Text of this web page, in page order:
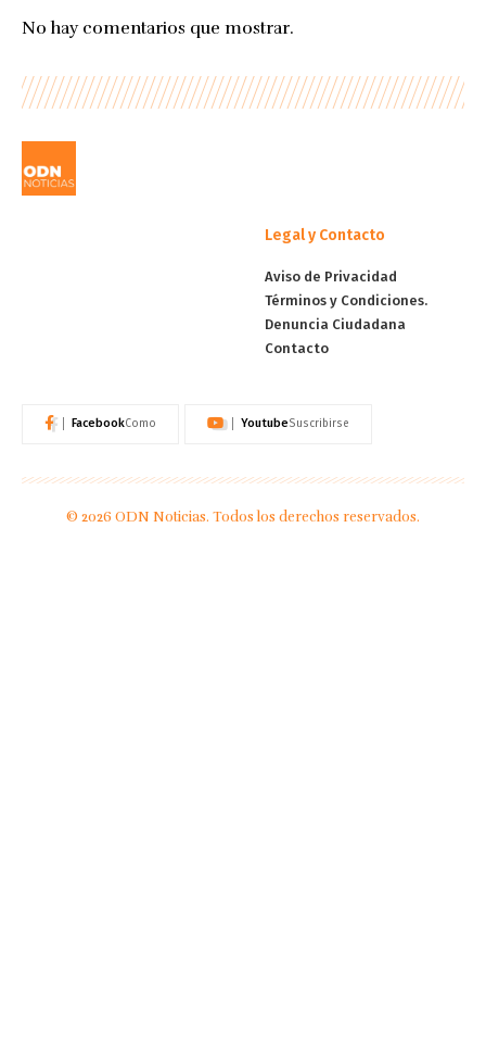
No hay comentarios que mostrar.
Legal y Contacto
Aviso de Privacidad
Términos y Condiciones.
Denuncia Ciudadana
Contacto
FacebookComo YoutubeSuscribirse
© 2026 ODN Noticias. Todos los derechos reservados.